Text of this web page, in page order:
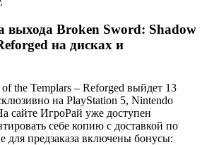
выхода Broken Sword: Shadow
на дисках и
the Templars – Reforged выйдет 13
на PlayStation 5, Nintendo
сайте ИгроРай уже доступен
себе копию с доставкой по
для предзаказа включены бонусы: